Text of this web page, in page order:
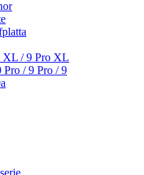
XL / 9 Pro XL
Pro / 9 Pro / 9